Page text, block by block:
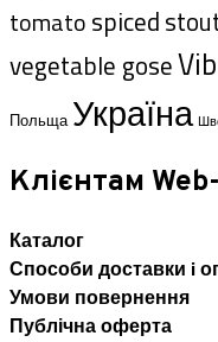
tomatospiced
vegetable gose
Польща Україна
Клієнтам
Каталог
Способи доставки i
Умови повернення
Публічна оферта